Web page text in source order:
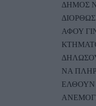
ΔΗΜΟΣ
ΑΦΟΥ
ΝΑ
ΕΛΘΟΥΝ